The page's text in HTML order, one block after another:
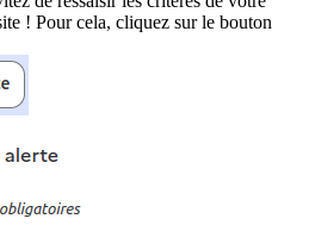
! Pour cela, cliquez sur le bouton